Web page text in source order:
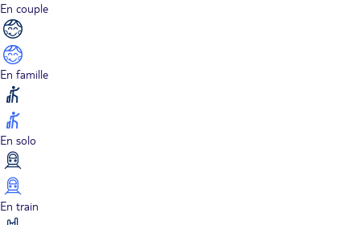
En couple
En famille
En solo
En train